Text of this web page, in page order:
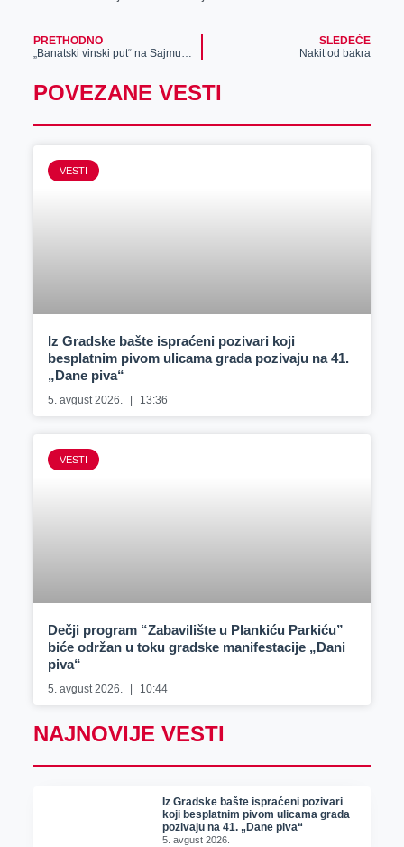
PRETHODNO
„Banatski vinski put“ na Sajmu turizma
SLEDEĆE
Nakit od bakra
POVEZANE VESTI
VESTI
Iz Gradske bašte ispraćeni pozivari koji
besplatnim pivom ulicama grada pozivaju na 41.
„Dane piva“
5. avgust 2026. 13:36
VESTI
Dečji program “Zabavilište u Plankiću Parkiću”
biće održan u toku gradske manifestacije „Dani
piva“
5. avgust 2026. 10:44
NAJNOVIJE VESTI
Iz Gradske bašte ispraćeni pozivari
koji besplatnim pivom ulicama grada
pozivaju na 41. „Dane piva“
5. avgust 2026.